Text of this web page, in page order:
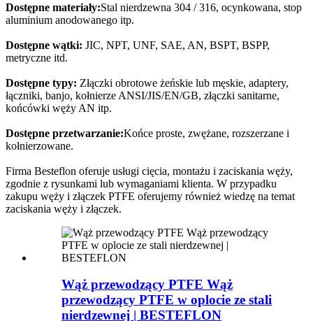
Dostępne materiały:Stal nierdzewna 304 / 316, ocynkowana, stop
aluminium anodowanego itp.
Dostępne wątki: JIC, NPT, UNF, SAE, AN, BSPT, BSPP,
metryczne itd.
Dostępne typy: Złączki obrotowe żeńskie lub męskie, adaptery,
łączniki, banjo, kołnierze ANSI/JIS/EN/GB, złączki sanitarne,
końcówki węży AN itp.
Dostępne przetwarzanie:Końce proste, zwężane, rozszerzane i
kołnierzowane.
Firma Besteflon oferuje usługi cięcia, montażu i zaciskania węży,
zgodnie z rysunkami lub wymaganiami klienta. W przypadku
zakupu węży i ​​złączek PTFE oferujemy również wiedzę na temat
zaciskania węży i ​​złączek.
Wąż przewodzący PTFE Wąż
przewodzący PTFE w oplocie ze stali
nierdzewnej | BESTEFLON